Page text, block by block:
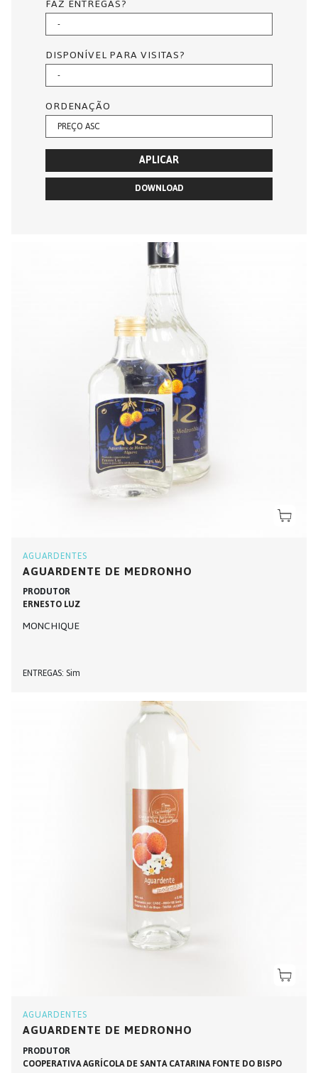
AGUARDENTES
AGUARDENTE DE MEDRONHO
PRODUTOR
ERNESTO LUZ
MONCHIQUE
ENTREGAS Sim
AGUARDENTES
AGUARDENTE DE MEDRONHO
PRODUTOR
COOPERATIVA AGRÍCOLA DE SANTA CATARINA FONTE DO BISPO
FAZ ENTREGAS?
DISPONÍVEL PARA VISITAS?
ORDENAÇÃO
APLICAR
DOWNLOAD